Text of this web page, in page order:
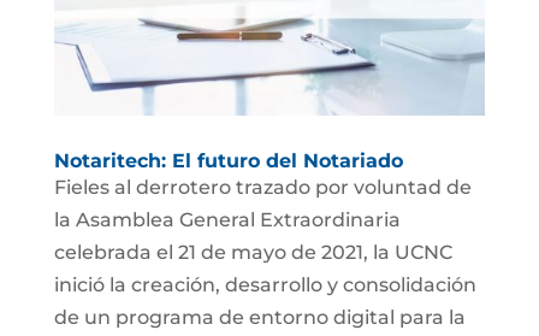
Notaritech: El futuro del Notariado
Fieles al derrotero trazado por voluntad de
la Asamblea General Extraordinaria
celebrada el 21 de mayo de 2021, la UCNC
inició la creación, desarrollo y consolidación
de un programa de entorno digital para la